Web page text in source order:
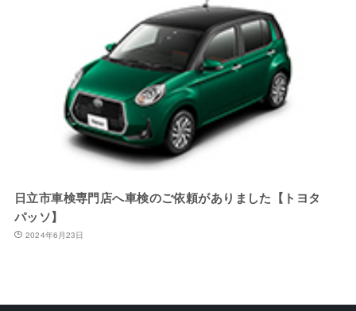
日立市車検専門店へ車検のご依頼がありました【トヨタ
パッソ】
2024年6月23日